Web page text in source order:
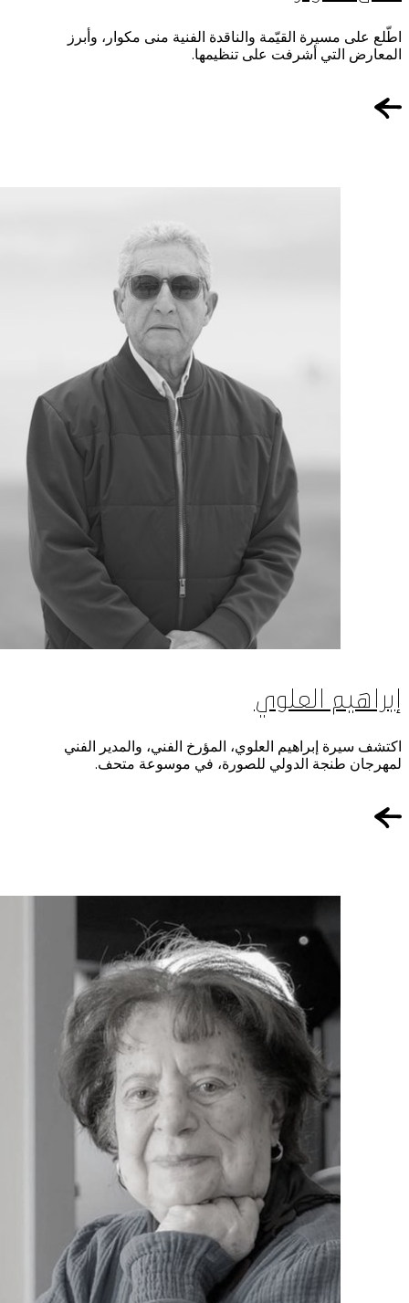
اطّلع على مسيرة القيّمة والناقدة الفنية منى مكوار، وأبرز
المعارض التي أشرفت على تنظيمها.
إبراهيم العلوي
اكتشف سيرة إبراهيم العلوي، المؤرخ الفني، والمدير الفني
لمهرجان طنجة الدولي للصورة، في موسوعة متحف.